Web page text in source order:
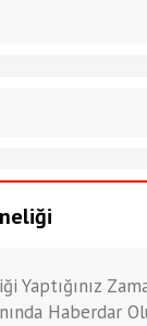
Yaptığınız
Haberdar